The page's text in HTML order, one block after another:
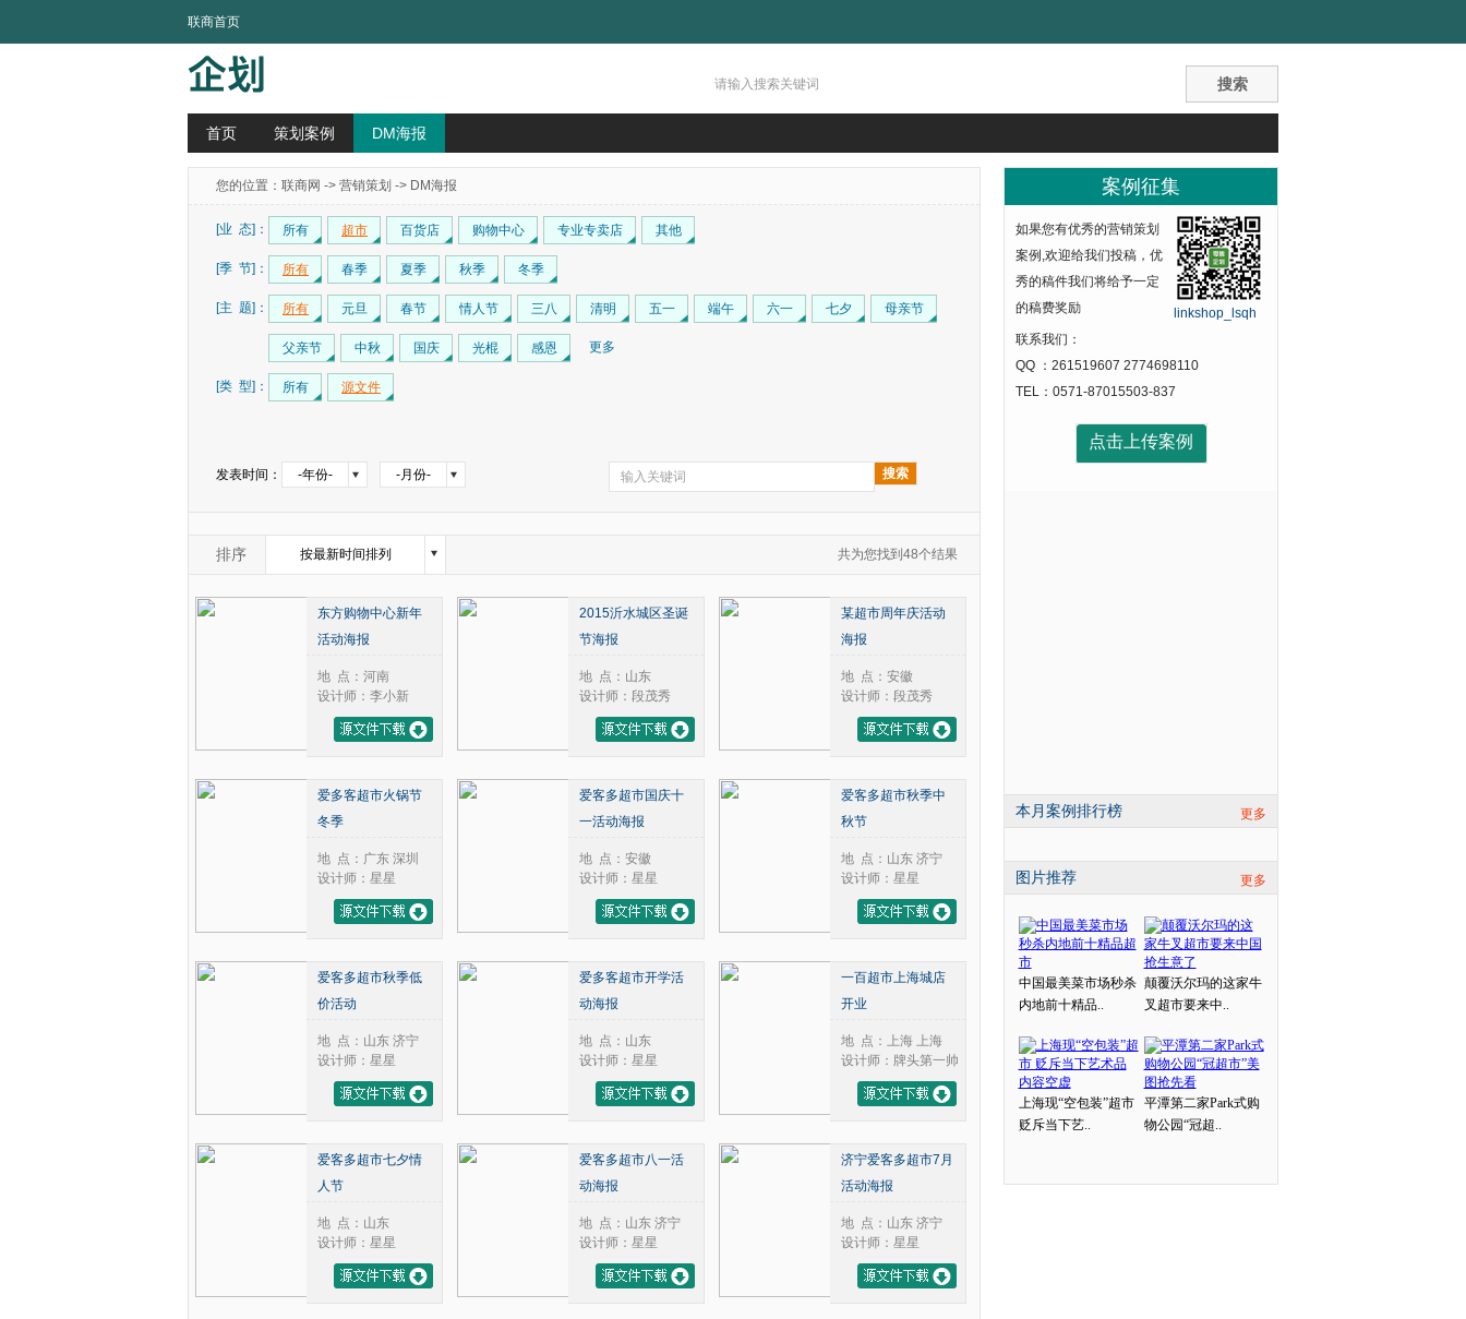
联商首页
首页 策划案例 DM海报
您的位置： 联商网 -> 营销策划 -> DM海报
[业 态]： 所有 超市 百货店 购物中心 专业专卖店 其他
[季 节]： 所有 春季 夏季 秋季 冬季
[主 题]： 所有 元旦 春节 情人节 三八 清明 五一 端午 六一 七夕 母亲节
父亲节 中秋 国庆 光棍 感恩 更多
[类 型]： 所有 源文件
发表时间：
-年份-
2006年
2007年
2008年
2009年
2010年
2011年
2012年
2013年
2014年
2016年
2019年
2020年
2022年
2024年
2025年
-月份-
4月
6月
9月
10月
11月
搜索
排序 按最新时间排列
按评论数从高到底排列
共为您找到48个结果
东方购物中心新年
活动海报
地 点：河南
设计师：李小新
2015沂水城区圣诞
节海报
地 点：山东
设计师：段茂秀
某超市周年庆活动
海报
地 点：安徽
设计师：段茂秀
爱多客超市火锅节
冬季
地 点：广东 深圳
设计师：星星
爱客多超市国庆十
一活动海报
地 点：安徽
设计师：星星
爱客多超市秋季中
秋节
地 点：山东 济宁
设计师：星星
爱客多超市秋季低
价活动
地 点：山东 济宁
设计师：星星
爱多客超市开学活
动海报
地 点：山东
设计师：星星
一百超市上海城店
开业
地 点：上海 上海
设计师：牌头第一帅
爱客多超市七夕情
人节
地 点：山东
设计师：星星
爱客多超市八一活
动海报
地 点：山东 济宁
设计师：星星
济宁爱客多超市7月
活动海报
地 点：山东 济宁
设计师：星星
案例征集
如果您有优秀的营销策划
案例,欢迎给我们投稿，优
秀的稿件我们将给予一定
的稿费奖励
linkshop_lsqh
联系我们：
QQ ：261519607 2774698110
TEL：0571-87015503-837
点击上传案例
本月案例排行榜 更多
图片推荐 更多